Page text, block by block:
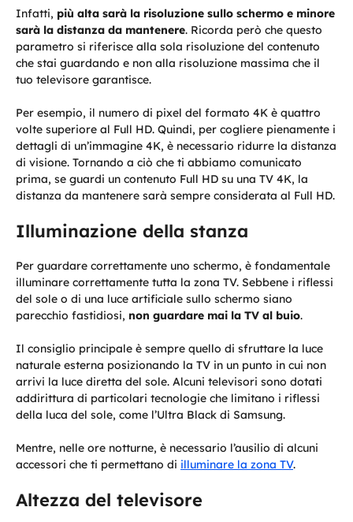
Infatti, più alta sarà la risoluzione sullo schermo e minore
sarà la distanza da mantenere. Ricorda però che questo
parametro si riferisce alla sola risoluzione del contenuto
che stai guardando e non alla risoluzione massima che il
tuo televisore garantisce.
Per esempio, il numero di pixel del formato 4K è quattro
volte superiore al Full HD. Quindi, per cogliere pienamente i
dettagli di un’immagine 4K, è necessario ridurre la distanza
di visione. Tornando a ciò che ti abbiamo comunicato
prima, se guardi un contenuto Full HD su una TV 4K, la
distanza da mantenere sarà sempre considerata al Full HD.
Illuminazione della stanza
Per guardare correttamente uno schermo, è fondamentale
illuminare correttamente tutta la zona TV. Sebbene i riflessi
del sole o di una luce artificiale sullo schermo siano
parecchio fastidiosi, non guardare mai la TV al buio.
Il consiglio principale è sempre quello di sfruttare la luce
naturale esterna posizionando la TV in un punto in cui non
arrivi la luce diretta del sole. Alcuni televisori sono dotati
addirittura di particolari tecnologie che limitano i riflessi
della luca del sole, come l’Ultra Black di Samsung.
Mentre, nelle ore notturne, è necessario l’ausilio di alcuni
accessori che ti permettano di illuminare la zona TV.
Altezza del televisore